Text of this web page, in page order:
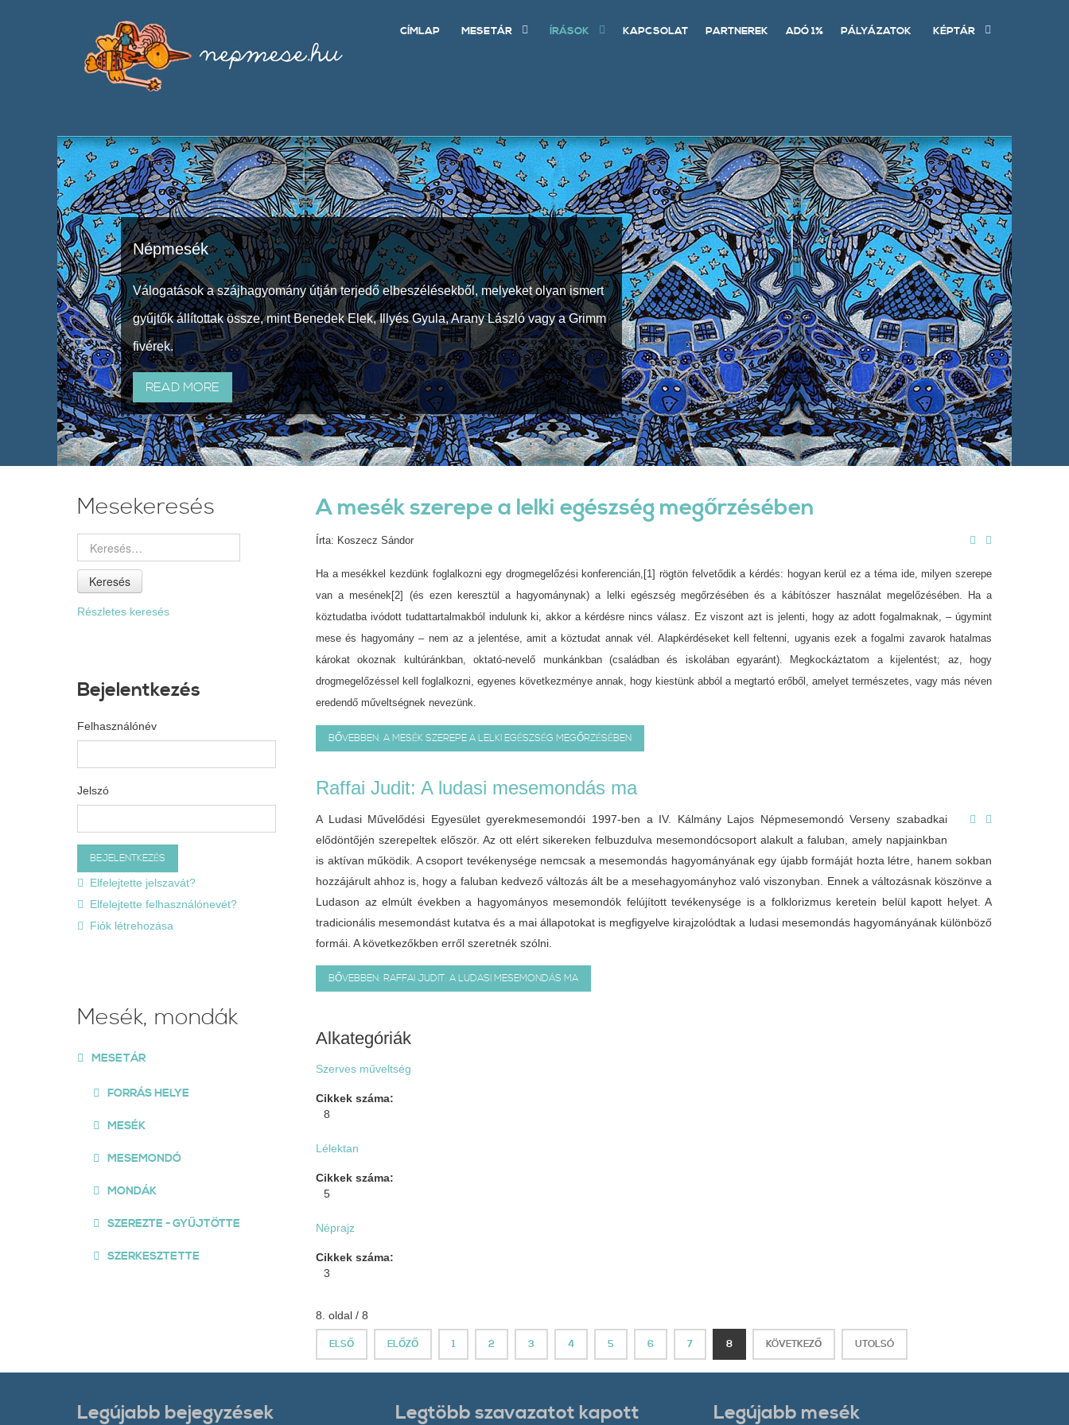
CÍMLAP MESETÁR ÍRÁSOK KAPCSOLAT PARTNEREK ADÓ 1% PÁLYÁZATOK KÉPTÁR
Népmesék
Válogatások a szájhagyomány útján terjedő elbeszélésekből, melyeket olyan ismert
gyűjtők állítottak össze, mint Benedek Elek, Illyés Gyula, Arany László vagy a Grimm
fivérek.
READ MORE
A mesék szerepe a lelki egészség megőrzésében
Írta: Koszecz Sándor
Ha a mesékkel kezdünk foglalkozni egy drogmegelőzési konferencián,[1] rögtön felvetődik a kérdés: hogyan kerül ez a téma ide, milyen szerepe
van a mesének[2] (és ezen keresztül a hagyománynak) a lelki egészség megőrzésében és a kábítószer használat megelőzésében. Ha a
köztudatba ivódott tudattartalmakból indulunk ki, akkor a kérdésre nincs válasz. Ez viszont azt is jelenti, hogy az adott fogalmaknak, – úgymint
mese és hagyomány – nem az a jelentése, amit a köztudat annak vél. Alapkérdéseket kell feltenni, ugyanis ezek a fogalmi zavarok hatalmas
károkat okoznak kultúránkban, oktató-nevelő munkánkban (családban és iskolában egyaránt). Megkockáztatom a kijelentést; az, hogy
drogmegelőzéssel kell foglalkozni, egyenes következménye annak, hogy kiestünk abból a megtartó erőből, amelyet természetes, vagy más néven
eredendő műveltségnek nevezünk.
BŐVEBBEN: A MESÉK SZEREPE A LELKI EGÉSZSÉG MEGŐRZÉSÉBEN
Raffai Judit: A ludasi mesemondás ma
A Ludasi Művelődési Egyesület gyerekmesemondói 1997-ben a IV. Kálmány Lajos Népmesemondó Verseny szabadkai
elődöntőjén szerepeltek először. Az ott elért sikereken felbuzdulva mesemondócsoport alakult a faluban, amely napjainkban
is aktívan működik. A csoport tevékenysége nemcsak a mesemondás hagyományának egy újabb formáját hozta létre, hanem sokban
hozzájárult ahhoz is, hogy a faluban kedvező változás ált be a mesehagyományhoz való viszonyban. Ennek a változásnak köszönve a
Ludason az elmúlt években a hagyományos mesemondók felújított tevékenysége is a folklorizmus keretein belül kapott helyet. A
tradicionális mesemondást kutatva és a mai állapotokat is megfigyelve kirajzolódtak a ludasi mesemondás hagyományának különböző
formái. A következőkben erről szeretnék szólni.
BŐVEBBEN: RAFFAI JUDIT: A LUDASI MESEMONDÁS MA
Alkategóriák
Szerves műveltség
Cikkek száma:
8
Lélektan
Cikkek száma:
5
Néprajz
Cikkek száma:
3
8. oldal / 8
ELSŐ ELŐZŐ 1 2 3 4 5 6 7 8 KÖVETKEZŐ UTOLSÓ
Mesekeresés
Keresés
Részletes keresés
Bejelentkezés
Felhasználónév
Jelszó
Elfelejtette jelszavát?
Elfelejtette felhasználónevét?
Fiók létrehozása
Mesék, mondák
MESETÁR
FORRÁS HELYE
MESÉK
MESEMONDÓ
MONDÁK
SZEREZTE - GYŰJTÖTTE
SZERKESZTETTE
Legújabb bejegyzések Legtöbb szavazatot kapott Legújabb mesék